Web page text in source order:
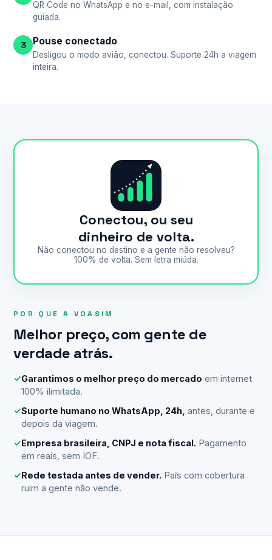
QR Code no WhatsApp e no e-mail, com instalação
guiada.
3 Pouse conectado
Desligou o modo avião, conectou. Suporte 24h a viagem
inteira.
Conectou, ou seu
dinheiro de volta.
Não conectou no destino e a gente não resolveu?
100% de volta. Sem letra miúda.
POR QUE A VOASIM
Melhor preço, com gente de
verdade atrás.
✓Garantimos o melhor preço do mercado em internet
100% ilimitada.
✓Suporte humano no WhatsApp, 24h, antes, durante e
depois da viagem.
✓Empresa brasileira, CNPJ e nota fiscal. Pagamento
em reais, sem IOF.
✓Rede testada antes de vender. País com cobertura
ruim a gente não vende.